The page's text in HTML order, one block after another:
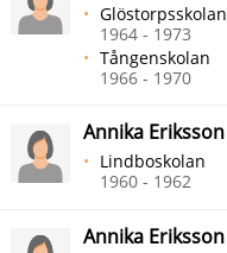
Glöstorpsskolan
1964 - 1973
Tångenskolan
1966 - 1970
Annika Eriksson
Lindboskolan
1960 - 1962
Annika Eriksson